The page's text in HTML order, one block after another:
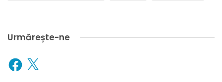
Urmărește-ne
Facebook
X